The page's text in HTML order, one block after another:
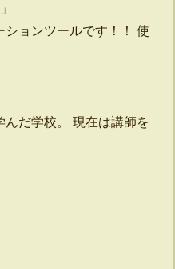
ョンツールです！！ 使
だ学校。 現在は講師を